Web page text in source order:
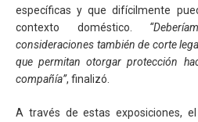
específicas y que difícilmente
contexto doméstico.
consideraciones también de corte
que permitan otorgar protección
compañía”, finalizó.
A través de estas exposiciones,